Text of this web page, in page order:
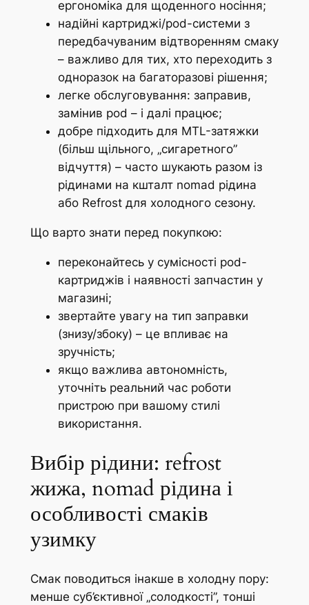
ергономіка для щоденного носіння;
надійні картриджі/pod-системи з
передбачуваним відтворенням смаку
– важливо для тих, хто переходить з
одноразок на багаторазові рішення;
легке обслуговування: заправив,
замінив pod – і далі працює;
добре підходить для MTL-затяжки
(більш щільного, „сигаретного”
відчуття) – часто шукають разом із
рідинами на кшталт nomad рідина
або Refrost для холодного сезону.
Що варто знати перед покупкою:
переконайтесь у сумісності pod-
картриджів і наявності запчастин у
магазині;
звертайте увагу на тип заправки
(знизу/збоку) – це впливає на
зручність;
якщо важлива автономність,
уточніть реальний час роботи
пристрою при вашому стилі
використання.
Вибір рідини: refrost
жижа, nomad рідина і
особливості смаків
узимку
Смак поводиться інакше в холодну пору:
менше суб’єктивної „солодкості”, тонші